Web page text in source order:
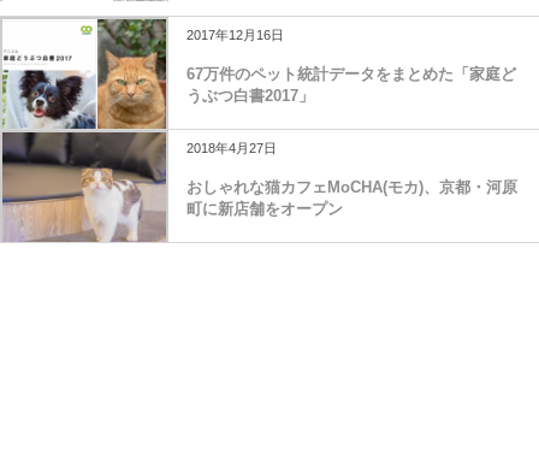
2017年12月16日
67万件のペット統計データをまとめた「家庭ど
うぶつ白書2017」
2018年4月27日
おしゃれな猫カフェMoCHA(モカ)、京都・河原
町に新店舗をオープン